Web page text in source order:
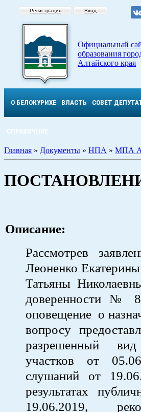
Регистрация Вход
Официальный
образования
Алтайского края
О БЕЛОКУРИХЕ ВЛАСТЬ СОВЕТ
СПРАВОЧНОЕ
Главная » Документы » НПА » МПА
Описание:
Рассмотрев
Леоненко
Татьяны
доверенности №
оповещение о
вопросу
разрешенный вид
участков от
слушаний от
результатах
19.06.2019,